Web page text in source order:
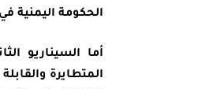
الحكومة اليمنية في 2019 بـ1.141 مليون برميل.
أما السيناريو
المتطايرة